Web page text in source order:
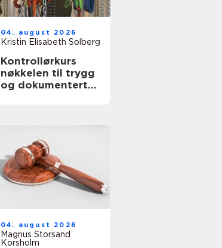
04. august 2026
Kristin Elisabeth Solberg
Kontrollørkurs
nøkkelen til trygg
og dokumentert
04. august 2026
Magnus Storsand
Korsholm